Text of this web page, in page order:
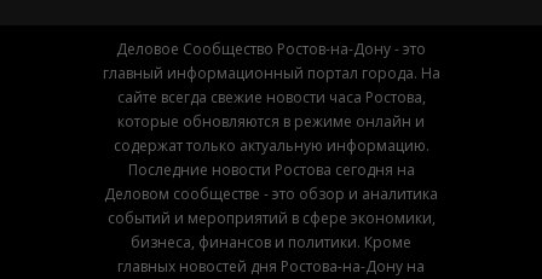
Деловое Сообщество Ростов-на-Дону - это
главный информационный портал города. На
сайте всегда свежие новости часа Ростова,
которые обновляются в режиме онлайн и
содержат только актуальную информацию.
Последние новости Ростова сегодня на
Деловом сообществе - это обзор и аналитика
событий и мероприятий в сфере экономики,
бизнеса, финансов и политики. Кроме
главных новостей дня Ростова-на-Дону на